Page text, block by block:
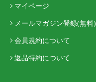
マイページ
メールマガジン登録(無料)
会員規約について
返品特約について